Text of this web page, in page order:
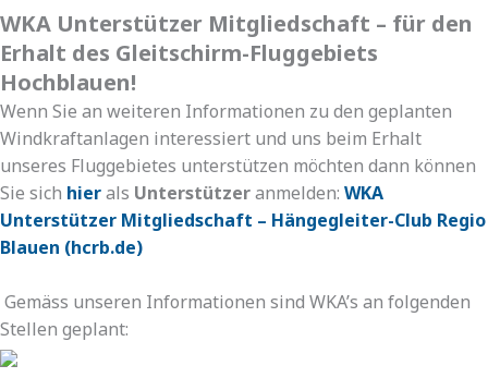
WKA Unterstützer Mitgliedschaft – für den
Erhalt des Gleitschirm-Fluggebiets
Hochblauen!
Wenn Sie an weiteren Informationen zu den geplanten
Windkraftanlagen interessiert und uns beim Erhalt
unseres Fluggebietes unterstützen möchten dann können
Sie sich hierals Unterstützeranmelden: WKA
Unterstützer Mitgliedschaft – Hängegleiter-Club Regio
Blauen (hcrb.de)
Gemäss unseren Informationen sind WKA’s an folgenden
Stellen geplant: